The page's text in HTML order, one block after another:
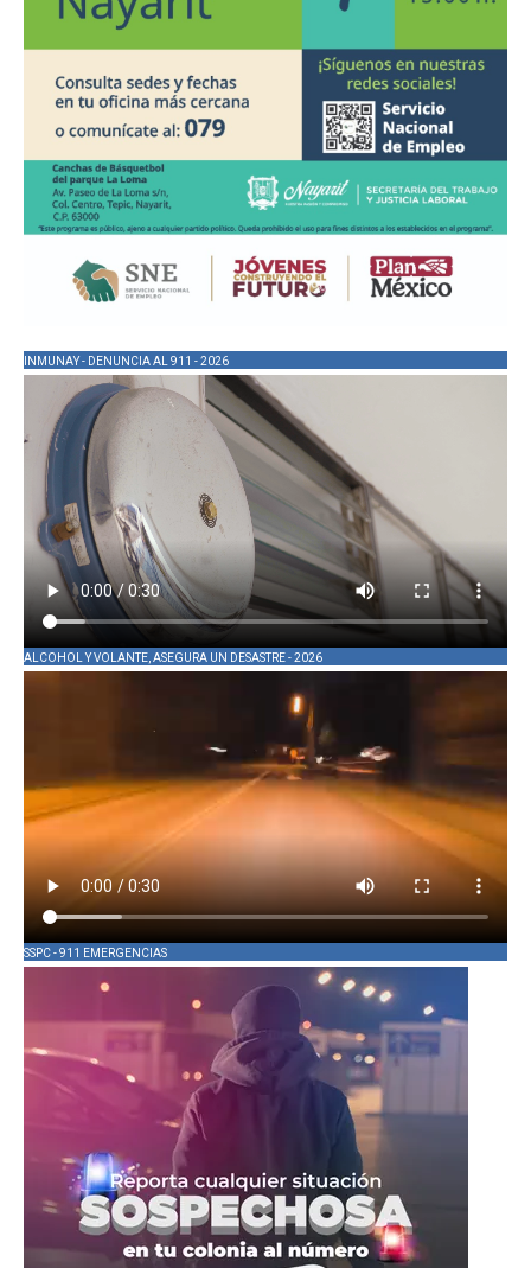
INMUNAY - DENUNCIA AL 911 - 2026
ALCOHOL Y VOLANTE, ASEGURA UN DESASTRE - 2026
SSPC - 911 EMERGENCIAS